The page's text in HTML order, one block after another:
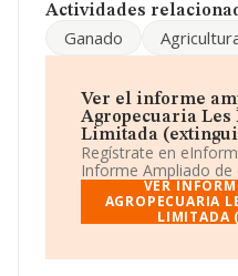
Sociedad Limitada.
no tiene actividad en
Limitada (extinguida),
Cataluña.
Con los datos a
empresas pertenecientes
facturación asciende a
calcula un promedio de
entre todas las
datos de INFORMA
Actividades
Ganado
Ver el informe
Agropecuaria Les
Limitada
Regístrate en
Informe Ampliado de
VER
AGROPECUARIA
LIMITADA